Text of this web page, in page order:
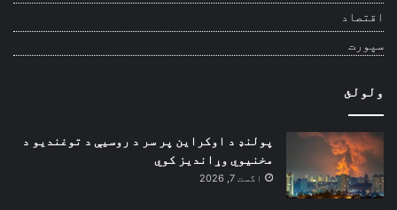
اقتصاد
سپورت
ولولئ
پولنډ د اوکراین پر سر د روسیې د توغندیو د
مخنیوي وړاندیز کوي
اگست 7, 2026